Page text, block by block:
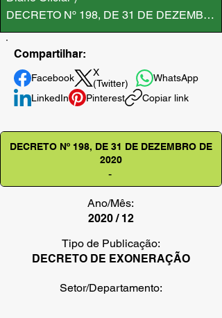
DECRETO Nº 198, DE 31 DE DEZEMBRO
Compartilhar:
Facebook
X
(Twitter)
WhatsApp
LinkedIn
Pinterest Copiar link
DECRETO Nº 198, DE 31 DE DEZEMBRO DE
2020
-
Ano/Mês:
2020 / 12
Tipo de Publicação:
DECRETO DE EXONERAÇÃO
Setor/Departamento: